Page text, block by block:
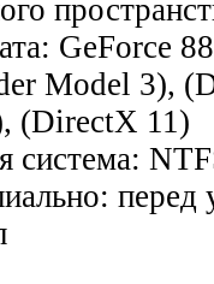
GeForce
Model 3),
(DirectX 11)
система:
перед